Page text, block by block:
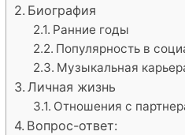
Биография
Ранние годы
Популярность в
Музыкальная
Личная жизнь
Отношения с
Вопрос-ответ: